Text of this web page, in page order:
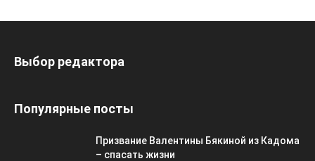
Выбор редактора
Популярные посты
Призвание Валентины Бякиной из Кадома
– спасать жизни